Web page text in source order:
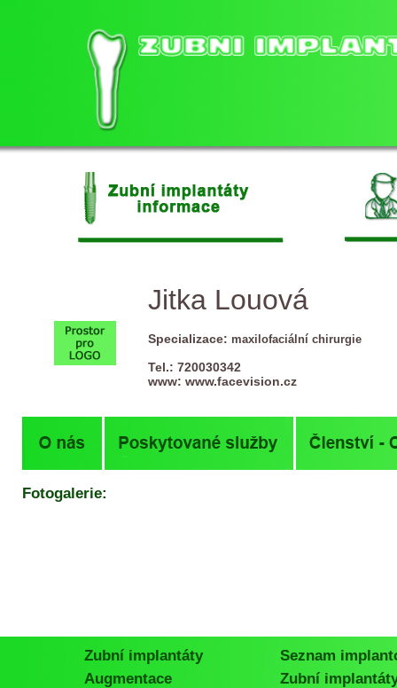
Jitka Louová
Specializace: maxilofaciální chirurgie
Tel.: 720030342
www: www.facevision.cz
Fotogalerie:
Zubní implantáty
Seznam
Augmentace
Zubní